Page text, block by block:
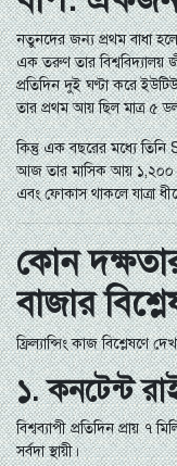
নতুনদের জন্য প্রথম বাধা
এক তরুণ তার বিশ্ববিদ্যালয়
প্রতিদিন দুই ঘণ্টা করে
তার প্রথম আয় ছিল মাত্র ৫
কিন্তু এক বছরের মধ্যে তিনি
আজ তার মাসিক আয় ১,২০০
এবং ফোকাস থাকলে যাত্রা
কোন দক্ষতার
বাজার
ফ্রিল্যান্সিং কাজ বিশ্লেষণে
১. কনটেন্ট
বিশ্বব্যাপী প্রতিদিন প্রায় ৭
সর্বদা স্থায়ী।